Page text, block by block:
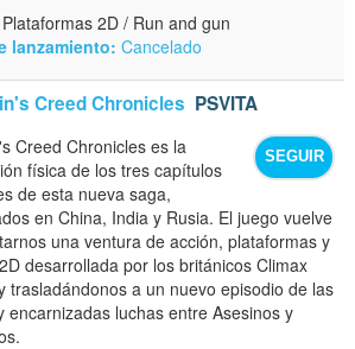
Plataformas 2D / Run and gun
lanzamiento: Cancelado
Creed Chronicles PSVITA
SEGUIR
Creed Chronicles es la
física de los tres capítulos
de esta nueva saga,
en China, India y Rusia. El juego vuelve
una ventura de acción, plataformas y
desarrollada por los británicos Climax
trasladándonos a un nuevo episodio de las
encarnizadas luchas entre Asesinos y